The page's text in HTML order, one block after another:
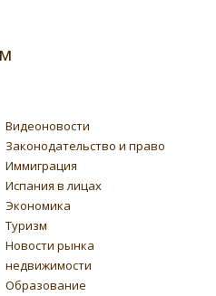
Видеоновости
Законодательство и право
Иммиграция
Испания в лицах
Экономика
Туризм
Новости рынка
недвижимости
Образование